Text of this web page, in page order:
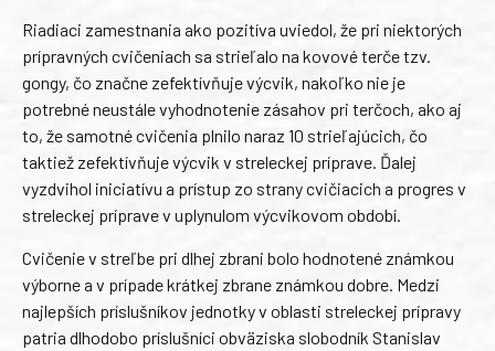
Riadiaci zamestnania ako pozitíva uviedol, že pri niektorých
prípravných cvičeniach sa strieľalo na kovové terče tzv.
gongy, čo značne zefektívňuje výcvik, nakoľko nie je
potrebné neustále vyhodnotenie zásahov pri terčoch, ako aj
to, že samotné cvičenia plnilo naraz 10 strieľajúcich, čo
taktiež zefektívňuje výcvik v streleckej príprave. Ďalej
vyzdvihol iniciatívu a prístup zo strany cvičiacich a progres v
streleckej príprave v uplynulom výcvikovom období.
Cvičenie v streľbe pri dlhej zbrani bolo hodnotené známkou
výborne a v prípade krátkej zbrane známkou dobre. Medzi
najlepších príslušníkov jednotky v oblasti streleckej prípravy
patria dlhodobo príslušníci obväziska slobodník Stanislav